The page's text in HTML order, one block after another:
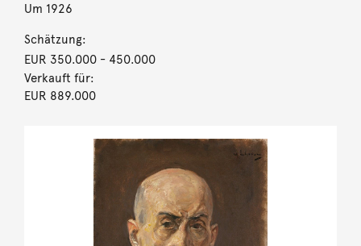
Um 1926
Schätzung:
EUR 350.000- 450.000
Verkauft für:
EUR 889.000